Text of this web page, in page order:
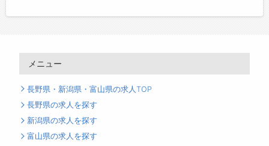
メニュー
長野県・新潟県・富山県の求人TOP
長野県の求人を探す
新潟県の求人を探す
富山県の求人を探す